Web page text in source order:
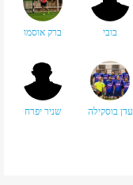
בובי ברק אוסמו
עדן בוסקילה שניר יפרח